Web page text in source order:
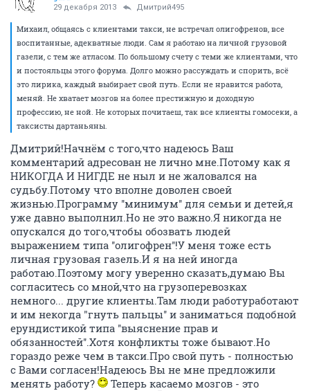
29 декабря 2013 Дмитрий495
Михаил, общаясь с клиентами такси, не встречал олигофренов, все
воспитанные, адекватные люди. Сам я работаю на личной грузовой
газели, с тем же атласом. По большому счету с теми же клиентами, что
и постояльцы этого форума. Долго можно рассуждать и спорить, всё
это лирика, каждый выбирает свой путь. Если не нравится работа,
меняй. Не хватает мозгов на более престижную и доходную
профессию, не ной. Не которых почитаеш, так все клиенты гомосеки, а
таксисты дартаньяны.
Дмитрий!Начнём с того,что надеюсь Ваш
комментарий адресован не лично мне.Потому как я
НИКОГДА И НИГДЕ не ныл и не жаловался на
судьбу.Потому что вполне доволен своей
жизнью.Программу ''минимум'' для семьи и детей,я
уже давно выполнил.Но не это важно.Я никогда не
опускался до того,чтобы обозвать людей
выражением типа ''олигофрен''!У меня тоже есть
личная грузовая газель.И я на ней иногда
работаю.Поэтому могу уверенно сказать,думаю Вы
согласитесь со мной,что на грузоперевозках
немного... другие клиенты.Там люди работуработают
и им некогда "гнуть пальцы'' и заниматься подобной
ерундистикой типа ''выяснение прав и
обязанностей''.Хотя конфликты тоже бывают.Но
гораздо реже чем в такси.Про свой путь - полностью
с Вами согласен!Надеюсь Вы не мне предложили
менять работу?
Теперь касаемо мозгов - это